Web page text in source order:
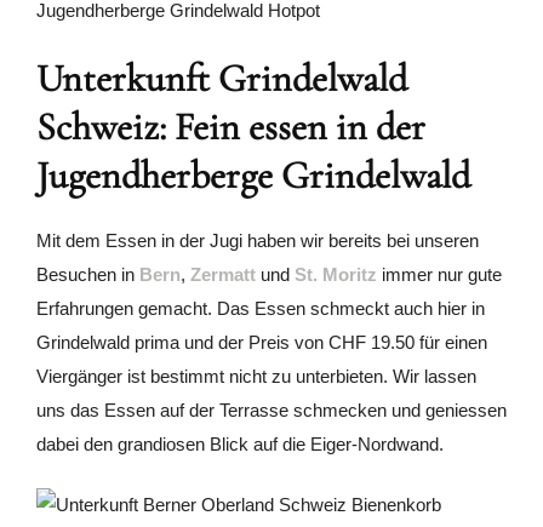
Unterkunft Grindelwald
Schweiz: Fein essen in der
Jugendherberge Grindelwald
Mit dem Essen in der Jugi haben wir bereits bei unseren
Besuchen in Bern, Zermatt und St. Moritz immer nur gute
Erfahrungen gemacht. Das Essen schmeckt auch hier in
Grindelwald prima und der Preis von CHF 19.50 für einen
Viergänger ist bestimmt nicht zu unterbieten. Wir lassen
uns das Essen auf der Terrasse schmecken und geniessen
dabei den grandiosen Blick auf die Eiger-Nordwand.